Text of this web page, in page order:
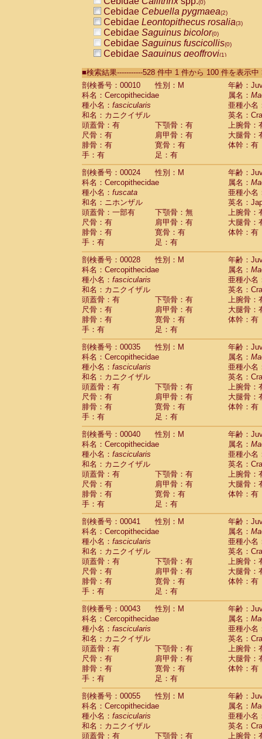
(0)
Cebidae Cebuella pygmaea(2)
Cebidae Leontopithecus rosalia(3)
Cebidae Saguinus bicolor(0)
Cebidae Saguinus fuscicollis(0)
Cebidae Saguinus geoffroyi(1)
CebidaeSaguinus labiatus(0)
Cebidae Saguinus leucopus (4)
CebidaeSaguinus midas
CebidaeSaguinus mystax
CebidaeSaguinus nigricollis (12)
Cebidae Saguinus oedipus
Cebidae Saguinus weddelli
Cebidae Saguinusspp.
Cebidae Aotus trivirgatus
Cebidae Cebus albifrons
CebidaeCebus apella
Cebidae
CebidaeCebus nigrivittatus
Cebidae Cebusspp.(0)
Cebidae Saimiri boliviensis
Cebidae Saimiri sciureus
Atelidae Alouatta caraya
AtelidaeAlouatta fusca
AtelidaeAlouatta seniculus
AtelidaeAlouatta
AtelidaeAteles belzebuth
Atelidae Ateles geoffroyi
Atelidae Ateles paniscus
Atelidae Atelesspp.
Atelidae Lagothrix lagothricha
AtelidaeLagothrix lagothricha cana(0)
Pitheciidae
Cacajao calvus
PitheciidaeCallicebus cupreus(0)
Pitheciidae Callicebus donacophilus(0)
Pitheciidae Callicebus moloch(0)
Pitheciidae Callicebus torquatus(0)
Pitheciidae Callicebus
Pitheciidae Chiropotes satanas
Pitheciidae Pithecia monachus
Pitheciidae Pithecia pithecia (0)
Cercopithecidae Cercocebus agilis (0)
Cercopithecidae
Cercocebus
Cercopithecidae
Cercocebus
CercopithecidaeCercocebus
CercopithecidaeCercocebus
CercopithecidaeCercocebus hybrid(0)
CercopithecidaeCercocebus
CercopithecidaeLophocebus
Cercopithecidae
(0)
Cercopithecidae Papio cynocephalus
Cercopithecidae Papio hamadryas(0)
CercopithecidaePapio papio
CercopithecidaePapio
CercopithecidaeMandrillus
CercopithecidaeMandrillus sphinx
CercopithecidaeTheropithecus
CercopithecidaeMacaca arctoides(1)
Cercopithecidae Macaca assamensis
Cercopithecidae
Macaca
CercopithecidaeMacaca cyclopis (6)
CercopithecidaeMacaca fascicularis
CercopithecidaeMacaca fuscaca
CercopithecidaeMacaca fuscata
CercopithecidaeMacaca fuscata
CercopithecidaeMacaca maura(1)
Cercopithecidae Macaca mulatta(45)
Cercopithecidae Macaca nemestrina(3)
Cercopithecidae Macaca nigra(1)
■検索結果-----------528 件中 1 件から 100 件を表示
剖検番号：00010
性別：M
年齢：
科名：Cercopithecidae
属名：
種小名： fascicularis
亜種小名
和名：カニクイザル
英名：
頭蓋骨：有
下顎骨：有
上腕骨：
尺骨：有
肩甲骨：有
大腿骨：
腓骨：有
寛骨：有
体幹：有
手：有
足：有
剖検番号：00024
性別：M
年齢：
科名：Cercopithecidae
属名：
種小名： fuscata
亜種小名
和名：ニホンザル
英名：
頭蓋骨：一部有
下顎骨：無
上腕骨：
尺骨：有
肩甲骨：有
大腿骨：
腓骨：有
寛骨：有
体幹：有
手：有
足：有
剖検番号：00028
性別：M
年齢：
科名：Cercopithecidae
属名：
種小名： fascicularis
亜種小名
和名：カニクイザル
英名：
頭蓋骨：有
下顎骨：有
上腕骨：
尺骨：有
肩甲骨：有
大腿骨：
腓骨：有
寛骨：有
体幹：有
手：有
足：有
剖検番号：00035
性別：M
年齢：
科名：Cercopithecidae
属名：
種小名： fascicularis
亜種小名
和名：カニクイザル
英名：
頭蓋骨：有
下顎骨：有
上腕骨：
尺骨：有
肩甲骨：有
大腿骨：
腓骨：有
寛骨：有
体幹：有
手：有
足：有
剖検番号：00040
性別：M
年齢：
科名：Cercopithecidae
属名：
種小名： fascicularis
亜種小名
和名：カニクイザル
英名：
頭蓋骨：有
下顎骨：有
上腕骨：
尺骨：有
肩甲骨：有
大腿骨：
腓骨：有
寛骨：有
体幹：有
手：有
足：有
剖検番号：00041
性別：M
年齢：
科名：Cercopithecidae
属名：
種小名： fascicularis
亜種小名
和名：カニクイザル
英名：
頭蓋骨：有
下顎骨：有
上腕骨：
尺骨：有
肩甲骨：有
大腿骨：
腓骨：有
寛骨：有
体幹：有
手：有
足：有
剖検番号：00043
性別：M
年齢：
科名：Cercopithecidae
属名：
種小名： fascicularis
亜種小名
和名：カニクイザル
英名：
頭蓋骨：有
下顎骨：有
上腕骨：
尺骨：有
肩甲骨：有
大腿骨：
腓骨：有
寛骨：有
体幹：有
手：有
足：有
剖検番号：00055
性別：M
年齢：
科名：Cercopithecidae
属名：
種小名： fascicularis
亜種小名
和名：カニクイザル
英名：
頭蓋骨：有
下顎骨：有
上腕骨：